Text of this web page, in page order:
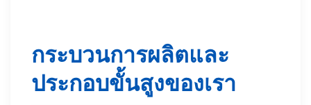
กระบวนการผลิตและ
ประกอบขั้นสูงของเรา